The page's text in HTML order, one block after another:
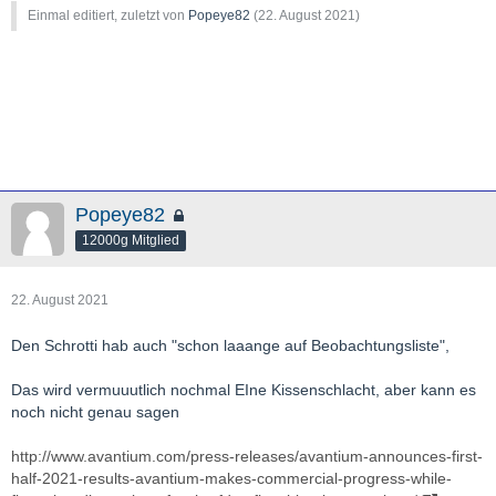
http://www.researchgate.net/publication/301376092_Implementa
ay-s-market-view---adriatic-metals-afritin-bluerock-diamonds-
Einmal editiert, zuletzt von Popeye82 (22. August 2021)
Popeye82
12000g Mitglied
22. August 2021
Den Schrotti hab auch "schon laaange auf Beobachtungsliste",
Das wird vermuuutlich nochmal EIne Kissenschlacht, aber kann es
noch nicht genau sagen
http://www.avantium.com/press-releases/avantium-announces-first-
half-2021-results-avantium-makes-commercial-progress-while-